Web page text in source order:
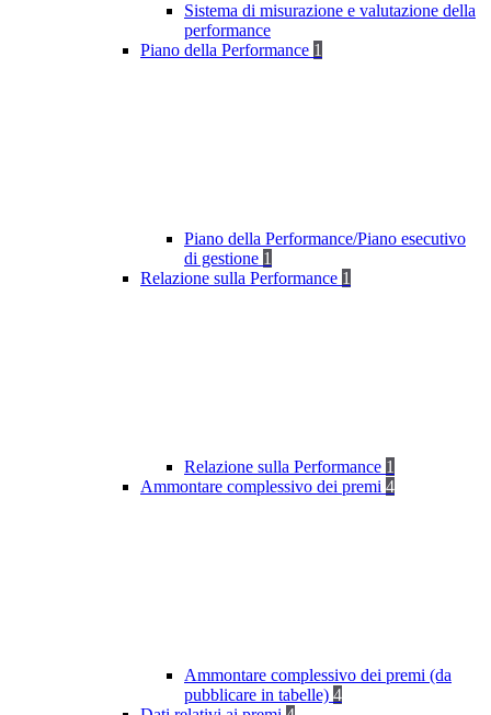
Sistema di misurazione e valutazione della
performance
Piano della Performance 1
Piano della Performance/Piano esecutivo
di gestione 1
Relazione sulla Performance 1
Relazione sulla Performance 1
Ammontare complessivo dei premi 4
Ammontare complessivo dei premi (da
pubblicare in tabelle) 4